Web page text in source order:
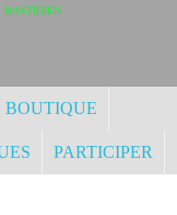
BASTIDIEN
BOUTIQUE
PARTICIPER